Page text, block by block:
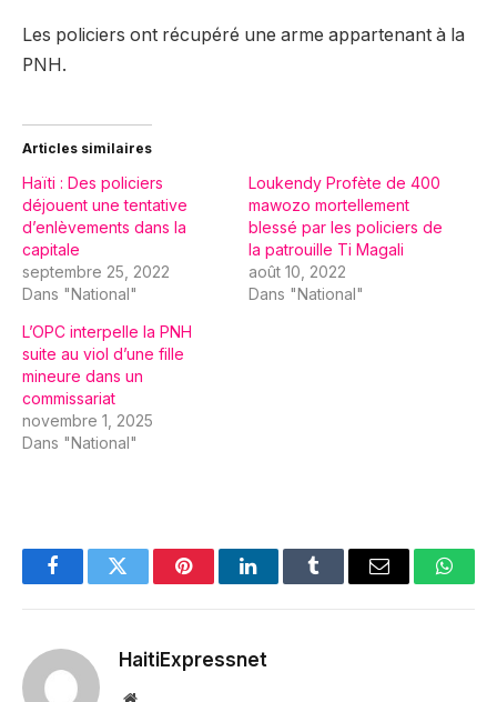
Les policiers ont récupéré une arme appartenant à la
PNH.
Articles similaires
Haïti : Des policiers
déjouent une tentative
d’enlèvements dans la
capitale
septembre 25, 2022
Dans "National"
Loukendy Profète de 400
mawozo mortellement
blessé par les policiers de
la patrouille Ti Magali
août 10, 2022
Dans "National"
L’OPC interpelle la PNH
suite au viol d’une fille
mineure dans un
commissariat
novembre 1, 2025
Dans "National"
FacebookTwitter PinterestLinkedInTumblr Email
HaitiExpressnet
Website